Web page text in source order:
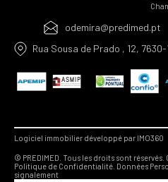
odemira@predimed.pt
Rua Sousa de Prado , 12,
Logiciel immobilier développé par IMO360
© PREDIMED. Tous les droits sont réservés.
Politique de Confidentialité. Données
signalement